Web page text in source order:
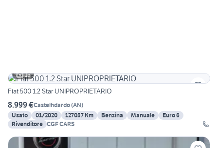
15
Fiat 500 1.2 Star UNIPROPRIETARIO
8.999 €Castelfidardo(AN)
Usato
01/2020 127057 Km Benzina Manuale
Euro 6
Rivenditore CGF CARS